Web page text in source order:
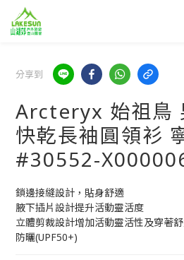
分享到
Arcteryx 始祖鳥
快乾長袖圓領衫
#30552-
鎖邊接縫設計，貼身舒適
腋下插片設計提升活動靈活度
立體剪裁設計增加活動靈活性及穿著
防曬(UPF50+)